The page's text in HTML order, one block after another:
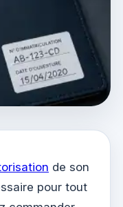
de son
pour tout